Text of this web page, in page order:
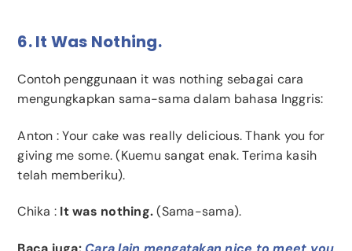
6. It Was Nothing.
Contoh penggunaan it was nothing sebagai cara
mengungkapkan sama-sama dalam bahasa Inggris:
Anton : Your cake was really delicious. Thank you for
giving me some. (Kuemu sangat enak. Terima kasih
telah memberiku).
Chika : It was nothing.(Sama-sama).